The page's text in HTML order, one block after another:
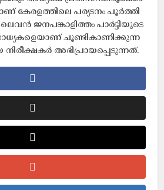
കേരളത്തിലെ പര്യടനം പൂർത്തി
ജനപങ്കാളിത്തം പാർട്ടിയുടെ
ചൂണ്ടികാണിക്കുന്ന
നിരീക്ഷകർ അഭിപ്രായപ്പെടുന്നത്.